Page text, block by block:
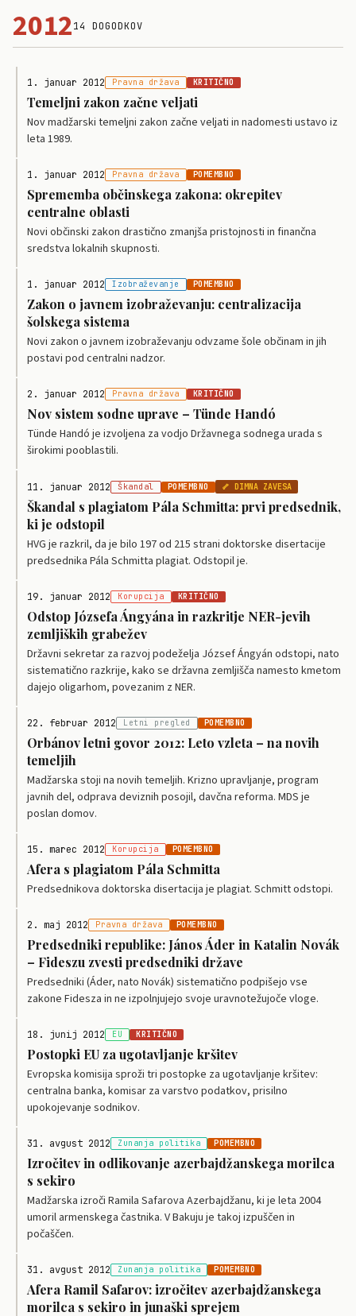
201214 DOGODKOV
1. januar 2012 Pravna država KRITIČNO
Temeljni zakon začne veljati
Nov madžarski temeljni zakon začne veljati in nadomesti ustavo iz
leta 1989.
1. januar 2012 Pravna država POMEMBNO
Sprememba občinskega zakona: okrepitev
centralne oblasti
Novi občinski zakon drastično zmanjša pristojnosti in finančna
sredstva lokalnih skupnosti.
1. januar 2012 Izobraževanje POMEMBNO
Zakon o javnem izobraževanju: centralizacija
šolskega sistema
Novi zakon o javnem izobraževanju odvzame šole občinam in jih
postavi pod centralni nadzor.
2. januar 2012 Pravna država KRITIČNO
Nov sistem sodne uprave – Tünde Handó
Tünde Handó je izvoljena za vodjo Državnega sodnega urada s
širokimi pooblastili.
11. januar 2012 Škandal POMEMBNO 🦴 DIMNA ZAVESA
Škandal s plagiatom Pála Schmitta: prvi predsednik,
ki je odstopil
HVG je razkril, da je bilo 197 od 215 strani doktorske disertacije
predsednika Pála Schmitta plagiat. Odstopil je.
19. januar 2012 Korupcija KRITIČNO
Odstop Józsefa Ángyána in razkritje NER-jevih
zemljiških grabežev
Državni sekretar za razvoj podeželja József Ángyán odstopi, nato
sistematično razkrije, kako se državna zemljišča namesto kmetom
dajejo oligarhom, povezanim z NER.
22. februar 2012 Letni pregled POMEMBNO
Orbánov letni govor 2012: Leto vzleta – na novih
temeljih
Madžarska stoji na novih temeljih. Krizno upravljanje, program
javnih del, odprava deviznih posojil, davčna reforma. MDS je
poslan domov.
15. marec 2012 Korupcija POMEMBNO
Afera s plagiatom Pála Schmitta
Predsednikova doktorska disertacija je plagiat. Schmitt odstopi.
2. maj 2012 Pravna država POMEMBNO
Predsedniki republike: János Áder in Katalin Novák
– Fideszu zvesti predsedniki države
Predsedniki (Áder, nato Novák) sistematično podpišejo vse
zakone Fidesza in ne izpolnjujejo svoje uravnotežujoče vloge.
18. junij 2012 EU KRITIČNO
Postopki EU za ugotavljanje kršitev
Evropska komisija sproži tri postopke za ugotavljanje kršitev:
centralna banka, komisar za varstvo podatkov, prisilno
upokojevanje sodnikov.
31. avgust 2012 Zunanja politika POMEMBNO
Izročitev in odlikovanje azerbajdžanskega morilca
s sekiro
Madžarska izroči Ramila Safarova Azerbajdžanu, ki je leta 2004
umoril armenskega častnika. V Bakuju je takoj izpuščen in
počaščen.
31. avgust 2012 Zunanja politika POMEMBNO
Afera Ramil Safarov: izročitev azerbajdžanskega
morilca s sekiro in junaški sprejem